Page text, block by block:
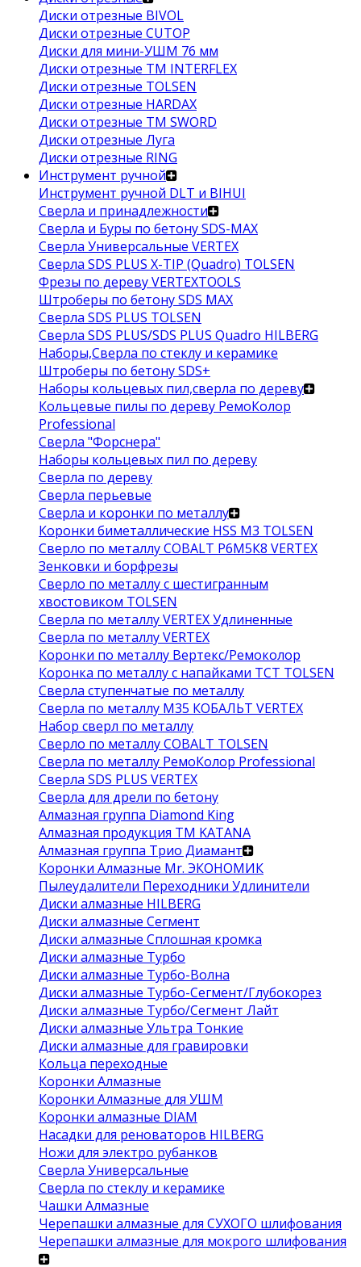
Диски отрезные BIVOL
Диски отрезные CUTOP
Диски для мини-УШМ 76 мм
Диски отрезные ТМ INTERFLEX
Диски отрезные TOLSEN
Диски отрезные HARDAX
Диски отрезные ТМ SWORD
Диски отрезные Луга
Диски отрезные RING
Инструмент ручной
Инструмент ручной DLT и BIHUI
Сверла и принадлежности
Сверла и Буры по бетону SDS-MAX
Сверла Универсальные VERTEX
Сверла SDS PLUS X-TIP (Quadro) TOLSEN
Фрезы по дереву VERTEXTOOLS
Штроберы по бетону SDS MAX
Сверла SDS PLUS TOLSEN
Сверла SDS PLUS/SDS PLUS Quadro HILBERG
Наборы,Сверла по стеклу и керамике
Штроберы по бетону SDS+
Наборы кольцевых пил,сверла по дереву
Кольцевые пилы по дереву РемоКолор
Professional
Сверла "Форснера"
Наборы кольцевых пил по дереву
Сверла по дереву
Сверла перьевые
Сверла и коронки по металлу
Коронки биметаллические HSS M3 TOLSEN
Сверло по металлу COBALT Р6М5К8 VERTEX
Зенковки и борфрезы
Сверло по металлу с шестигранным
хвостовиком TOLSEN
Сверла по металлу VERTEX Удлиненные
Сверла по металлу VERTEX
Коронки по металлу Вертекс/Ремоколор
Коронка по металлу с напайками TCT TOLSEN
Сверла ступенчатые по металлу
Сверла по металлу М35 КОБАЛЬТ VERTEX
Набор сверл по металлу
Сверло по металлу COBALT TOLSEN
Сверла по металлу РемоКолор Professional
Сверла SDS PLUS VERTEX
Сверла для дрели по бетону
Алмазная группа Diamond King
Алмазная продукция ТМ KATANA
Алмазная группа Трио Диамант
Коронки Алмазные Mr. ЭКОНОМИК
Пылеудалители Переходники Удлинители
Диски алмазные HILBERG
Диски алмазные Сегмент
Диски алмазные Сплошная кромка
Диски алмазные Турбо
Диски алмазные Турбо-Волна
Диски алмазные Турбо-Сегмент/Глубокорез
Диски алмазные Турбо/Сегмент Лайт
Диски алмазные Ультра Тонкие
Диски алмазные для гравировки
Кольца переходные
Коронки Алмазные
Коронки Алмазные для УШМ
Коронки алмазные DIAM
Насадки для реноваторов HILBERG
Ножи для электро рубанков
Сверла Универсальные
Сверла по стеклу и керамике
Чашки Алмазные
Черепашки алмазные для СУХОГО шлифования
Черепашки алмазные для мокрого шлифования